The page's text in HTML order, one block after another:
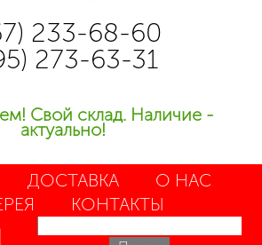
233-68-60
273-63-31
Свой склад. Наличие -
актуально!
ДОСТАВКА
О НАС
КОНТАКТЫ